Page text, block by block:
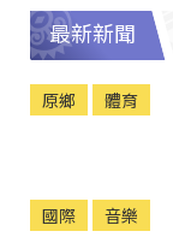
最新新聞
原鄉 體育
國際 音樂